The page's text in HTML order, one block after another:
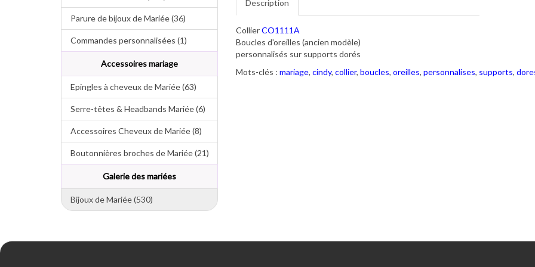
Parure de bijoux de Mariée (36)
Commandes personnalisées (1)
Accessoires mariage
Epingles à cheveux de Mariée (63)
Serre-têtes & Headbands Mariée (6)
Accessoires Cheveux de Mariée (8)
Boutonnières broches de Mariée (21)
Galerie des mariées
Bijoux de Mariée (530)
Description
CollierCO1111A
Boucles d'oreilles (ancien modèle)
personnalisés sur supports dorés
Mots-clés : mariage, cindy, collier, boucles, oreilles, personnalises, supports,